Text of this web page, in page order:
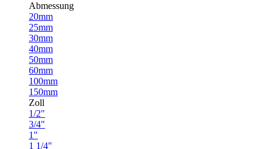
Abmessung
20mm
25mm
30mm
40mm
50mm
60mm
100mm
150mm
Zoll
1/2"
3/4"
1"
1 1/4"